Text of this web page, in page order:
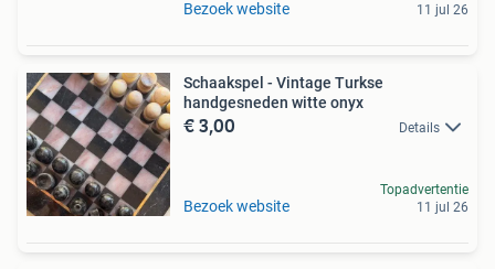
Bezoek website
11 jul 26
Schaakspel - Vintage Turkse
handgesneden witte onyx
€ 3,00 Details
Bezoek website
Topadvertentie
11 jul 26